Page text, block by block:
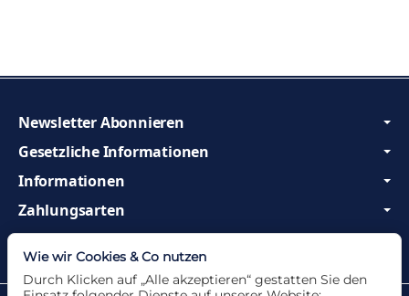
Gesetzliche Informationen
Informationen
Zahlungsarten
Wir sind Profis und beraten Sie gerne!
Newsletter Abonnieren
Wie wir Cookies & Co nutzen
Durch Klicken auf „Alle akzeptieren“ gestatten Sie den